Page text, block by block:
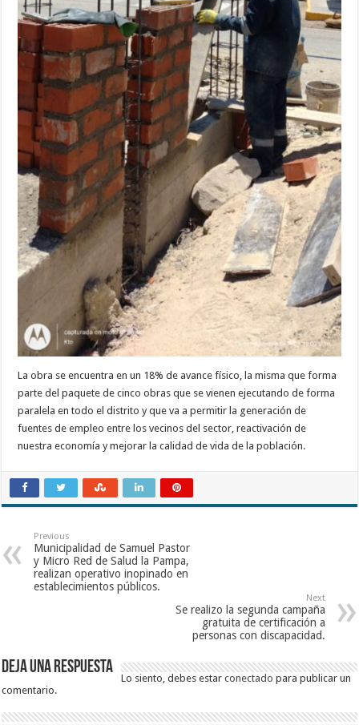
La obra se encuentra en un 18% de avance físico, la misma que forma
parte del paquete de cinco obras que se vienen ejecutando de forma
paralela en todo el distrito y que va a permitir la generación de
fuentes de empleo entre los vecinos del sector, reactivación de
nuestra economía y mejorar la calidad de vida de la población.
Previous
Municipalidad de Samuel Pastor
y Micro Red de Salud la Pampa,
realizan operativo inopinado en
establecimientos públicos.
Next
Se realizo la segunda campaña
gratuita de certificación a
personas con discapacidad.
Deja una respuesta
Lo siento, debes estarconectado para publicar un
comentario.